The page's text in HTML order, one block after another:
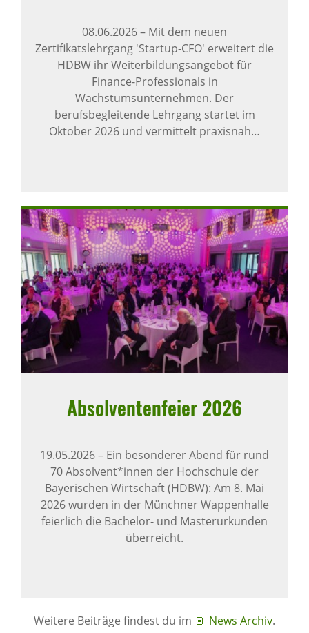
08.06.2026– Mit dem neuen
Zertifikatslehrgang 'Startup-CFO' erweitert die
HDBW ihr Weiterbildungsangebot für
Finance-Professionals in
Wachstumsunternehmen. Der
berufsbegleitende Lehrgang startet im
Oktober 2026 und vermittelt praxisnah…
Absol­ven­ten­feier 2026
19.05.2026– Ein besonderer Abend für rund
70 Absolvent*innen der Hochschule der
Bayerischen Wirtschaft (HDBW): Am 8. Mai
2026 wurden in der Münchner Wappenhalle
feierlich die Bachelor- und Masterurkunden
überreicht.
Weitere Beiträge findest du im News Archiv.